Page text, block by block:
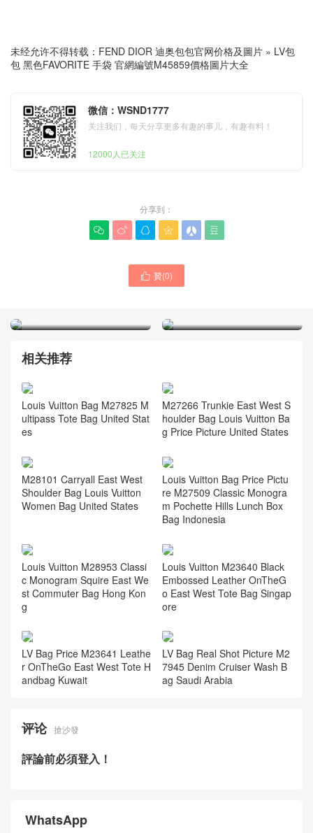
未经允许不得转载： FEND DIOR 迪奥包包官网价格及圖片 » LV包
包 黑色FAVORITE 手袋 官網編號M45859價格圖片大全
微信：WSND1777
关注我们，每天分享更多有趣的事儿，有趣有料！
12000人已关注
分享到：
     
 贊(0)
手袋
LV WALLET ON CHAIN IVY
口
相关推荐
Louis Vuitton Bag M27825 M
ultipass Tote Bag United Stat
es
M27266 Trunkie East West S
houlder Bag Louis Vuitton Ba
g Price Picture United States
M28101 Carryall East West
Shoulder Bag Louis Vuitton
Women Bag United States
Louis Vuitton Bag Price Pictu
re M27509 Classic Monogra
m Pochette Hills Lunch Box
Bag Indonesia
Louis Vuitton M28953 Classi
c Monogram Squire East We
st Commuter Bag Hong Kon
g
Louis Vuitton M23640 Black
Embossed Leather OnTheG
o East West Tote Bag Singap
ore
LV Bag Price M23641 Leathe
r OnTheGo East West Tote H
andbag Kuwait
LV Bag Real Shot Picture M2
7945 Denim Cruiser Wash B
ag Saudi Arabia
评论 搶沙發
評論前必須登入！
WhatsApp